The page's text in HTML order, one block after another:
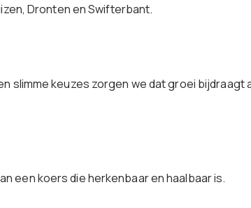
Dronten en Swifterbant.
slimme keuzes zorgen we dat groei bijdraagt
een koers die herkenbaar en haalbaar is.